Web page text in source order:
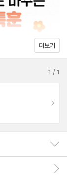
리고 “왜 나만 이
뮤니티를 통해 회
만한 아이-불안한
로, 부모의 불안을
더보기
1 /1